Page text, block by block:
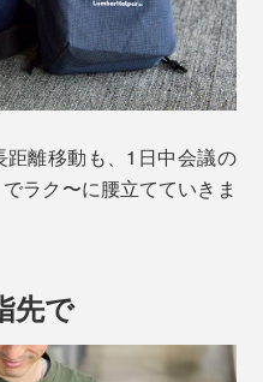
離移動も、1日中会議の
ラク〜に腰立てていきま
先で